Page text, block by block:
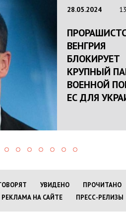
28.05.2024
ВЕНГРИЯ
БЛОКИРУЕТ
КРУПНЫЙ
ВОЕННОЙ
ЕС ДЛЯ
УВИДЕНО ПРОЧИТАНО
РЕКЛАМА НА САЙТЕ
ПРЕСС-РЕЛИЗЫ